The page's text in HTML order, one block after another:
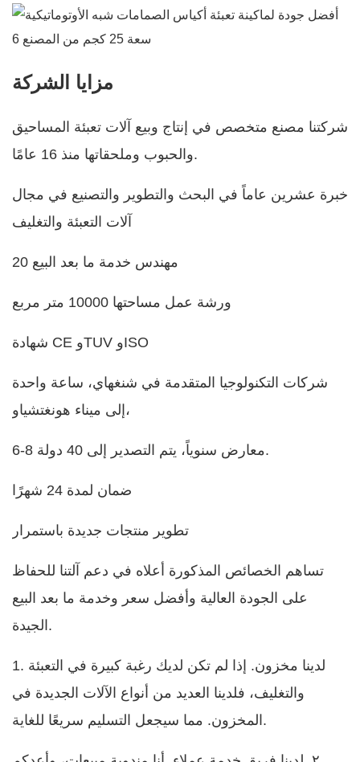
مزايا الشركة
شركتنا مصنع متخصص في إنتاج وبيع آلات تعبئة المساحيق
والحبوب وملحقاتها منذ 16 عامًا.
خبرة عشرين عاماً في البحث والتطوير والتصنيع في مجال
آلات التعبئة والتغليف
20 مهندس خدمة ما بعد البيع
ورشة عمل مساحتها 10000 متر مربع
شهادة CE وTUV وISO
شركات التكنولوجيا المتقدمة في شنغهاي، ساعة واحدة
إلى ميناء هونغتشياو،
6-8 معارض سنوياً، يتم التصدير إلى 40 دولة.
ضمان لمدة 24 شهرًا
تطوير منتجات جديدة باستمرار
تساهم الخصائص المذكورة أعلاه في دعم آلتنا للحفاظ
على الجودة العالية وأفضل سعر وخدمة ما بعد البيع
الجيدة.
1. لدينا مخزون. إذا لم تكن لديك رغبة كبيرة في التعبئة
والتغليف، فلدينا العديد من أنواع الآلات الجديدة في
المخزون. مما سيجعل التسليم سريعًا للغاية.